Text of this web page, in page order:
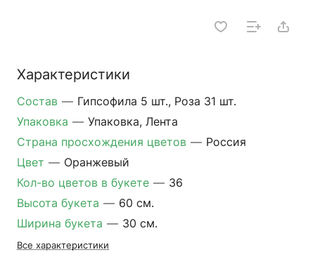
Характеристики
Состав — Гипсофила 5 шт., Роза 31 шт.
Упаковка — Упаковка, Лента
Страна просхождения цветов — Россия
Цвет — Оранжевый
Кол-во цветов в букете — 36
Высота букета — 60 см.
Ширина букета — 30 см.
Все характеристики